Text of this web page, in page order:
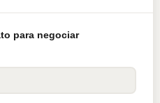
para negociar